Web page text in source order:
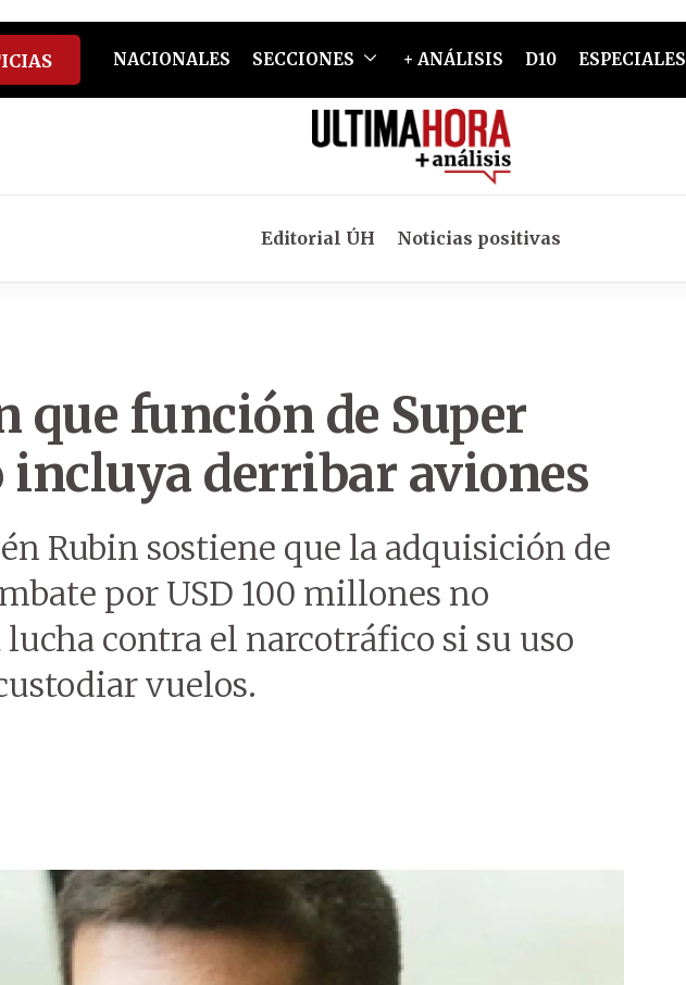
NACIONALES SECCIONES + ANÁLISIS D10 ESPECIALES
Editorial ÚH Noticias positivas
que función de Super
incluya derribar aviones
Rubin sostiene que la adquisición de
por USD 100 millones no
contra el narcotráfico si su uso
vuelos.